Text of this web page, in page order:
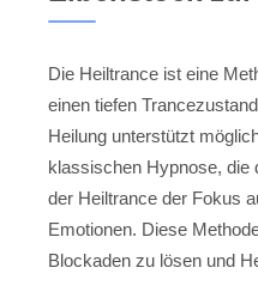
Die Heiltrance ist eine
einen tiefen
Heilung unterstützt
klassischen Hypnose, die
der Heiltrance der Fokus
Emotionen. Diese
Blockaden zu lösen und